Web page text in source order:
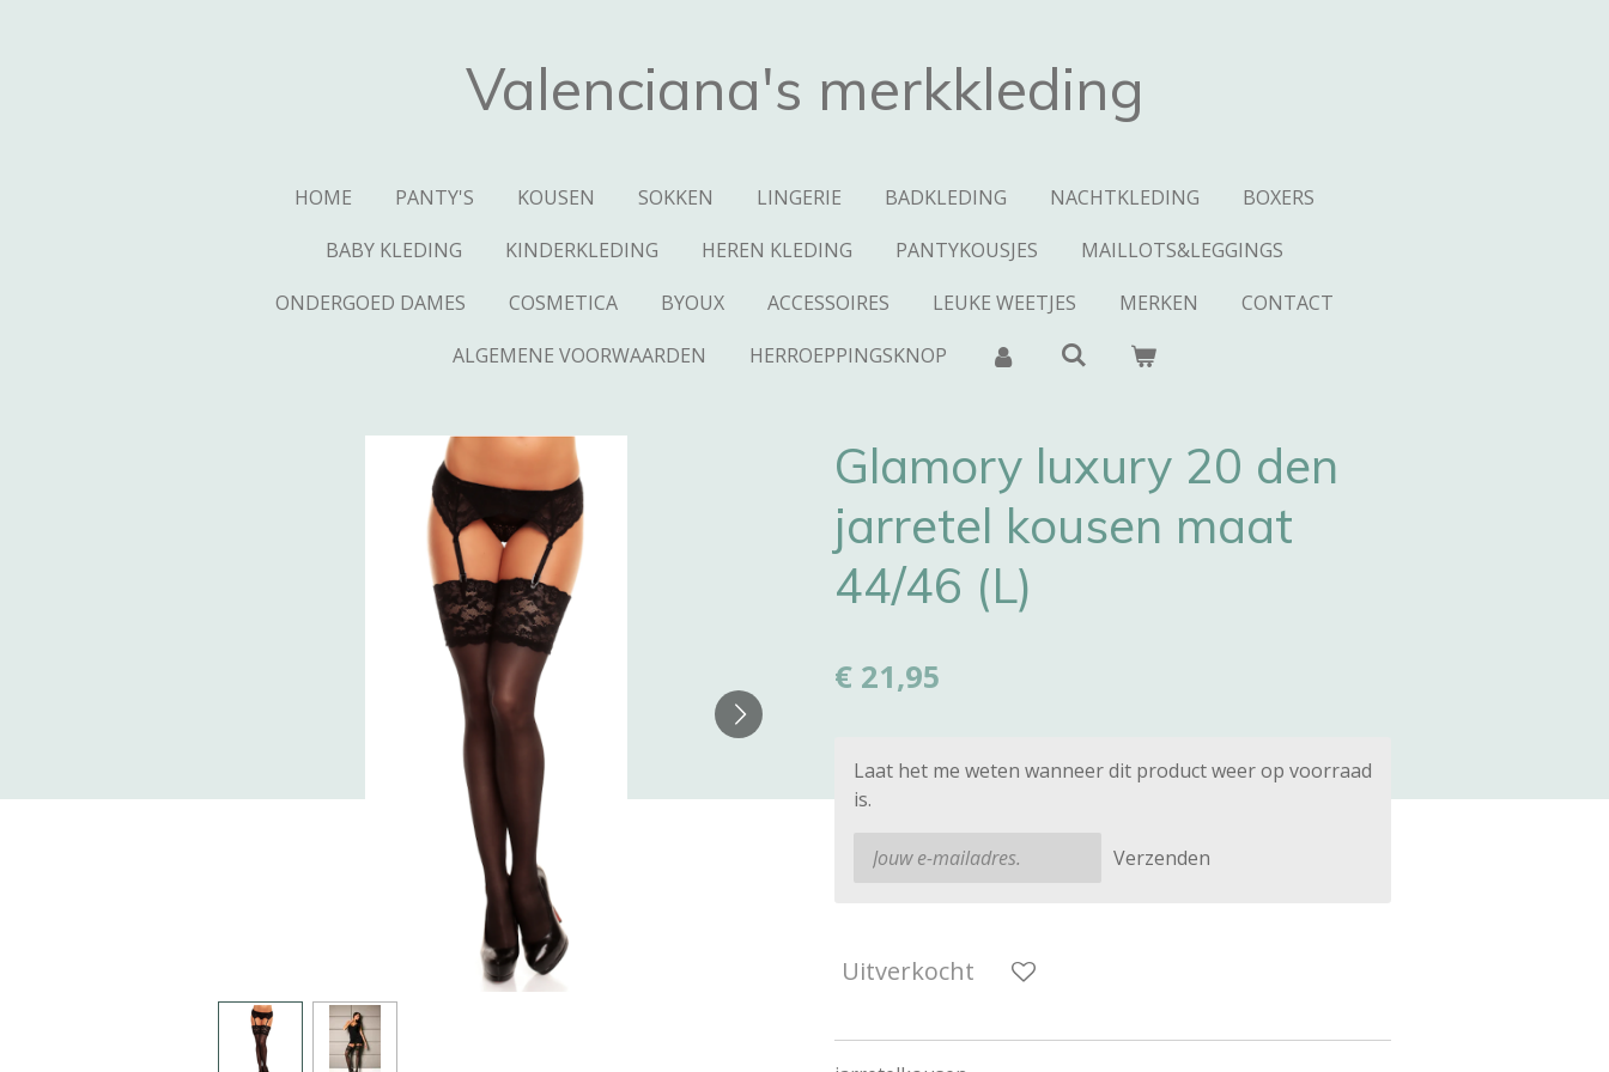
Valenciana's merkkleding
HOME PANTY'S KOUSEN SOKKEN LINGERIE BADKLEDING NACHTKLEDING
BOXERS
BABY KLEDING
KINDERKLEDING HEREN KLEDING PANTYKOUSJES
MAILLOTS&LEGGINGS
ONDERGOED DAMES
COSMETICA BYOUX ACCESSOIRES LEUKE WEETJES MERKEN
CONTACT
ALGEMENE VOORWAARDEN
HERROEPPINGSKNOP
Glamory luxury 20 den
jarretel kousen maat
44/46 (L)
€ 21,95
Laat het me weten wanneer dit product weer op voorraad
is.
Verzenden
Uitverkocht